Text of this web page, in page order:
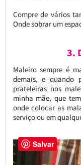
Compre de vários
Onde sobrar um
3.
Maleiro sempre é
demais, e quando
prateleiras nos
minha mãe, que
onde colocar as
serviço ou em
Salvar